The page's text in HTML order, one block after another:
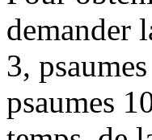
demander
3,
psaumes